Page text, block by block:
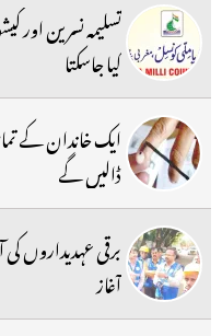
تسلیمہ نسرین اور
کیا جاسکتا
ایک خاندان کے
ڈالیں گے
برقی عہدیداروں
آغاز